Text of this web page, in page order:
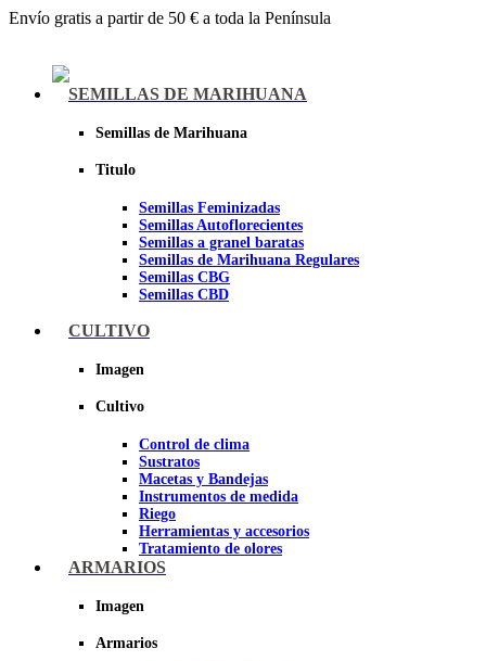
Envío gratis a partir de 50 € a toda la Península
SEMILLAS DE MARIHUANA
Semillas de Marihuana
Titulo
Semillas Feminizadas
Semillas Autoflorecientes
Semillas a granel baratas
Semillas de Marihuana Regulares
Semillas CBG
Semillas CBD
Sheer seeds
CULTIVO
Imagen
Cultivo
Control de clima
Sustratos
Macetas y Bandejas
Instrumentos de medida
Riego
Herramientas y accesorios
Tratamiento de olores
Insecticidas y fungicidas
Papel Reflectante para cultivo de
ARMARIOS
Imagen
Armarios